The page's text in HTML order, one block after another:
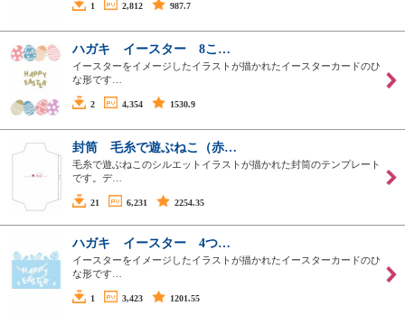
1 2,812 987.7
ハガキ イースター 8こ…
イースターをイメージしたイラストが描かれたイースターカードのひ
な形です…
2 4,354 1530.9
封筒 毛糸で遊ぶねこ（赤…
毛糸で遊ぶねこのシルエットイラストが描かれた封筒のテンプレート
です。デ…
21 6,231 2254.35
ハガキ イースター 4つ…
イースターをイメージしたイラストが描かれたイースターカードのひ
な形です…
1 3,423 1201.55